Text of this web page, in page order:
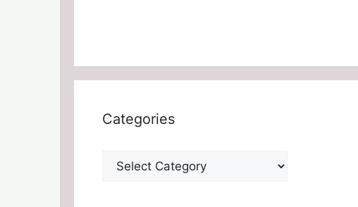
Categories
Categories